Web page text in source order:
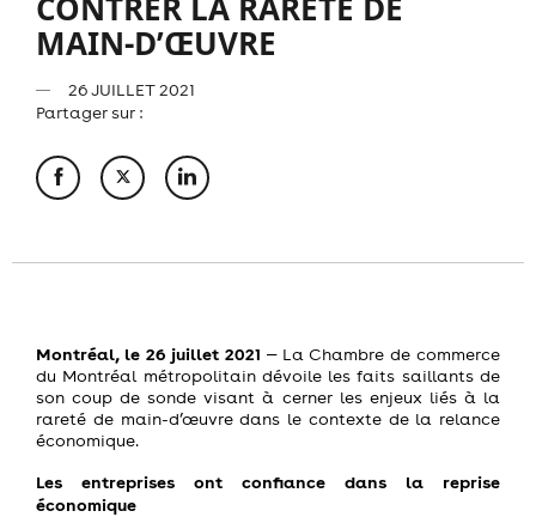
MAIN-D’ŒUVRE
26 JUILLET 2021
Partager sur :
Montréal, le 26 juillet 2021 ‒ La Chambre de commerce
du Montréal métropolitain dévoile les faits saillants de
son coup de sonde visant à cerner les enjeux liés à la
rareté de main-d’œuvre dans le contexte de la relance
économique.
Les entreprises ont confiance dans la reprise
économique